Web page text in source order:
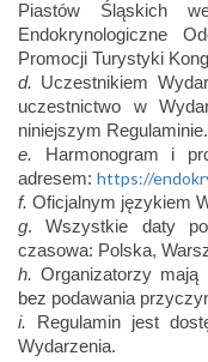
Piastów Śląskich
Endokrynologiczne
Promocji Turystyki
d. Uczestnikiem
uczestnictwo w
niniejszym Regulaminie.
e. Harmonogram i
adresem: https://
f. Oficjalnym językiem
g. Wszystkie daty
czasowa: Polska,
h. Organizatorzy
bez podawania
i. Regulamin jest
Wydarzenia.